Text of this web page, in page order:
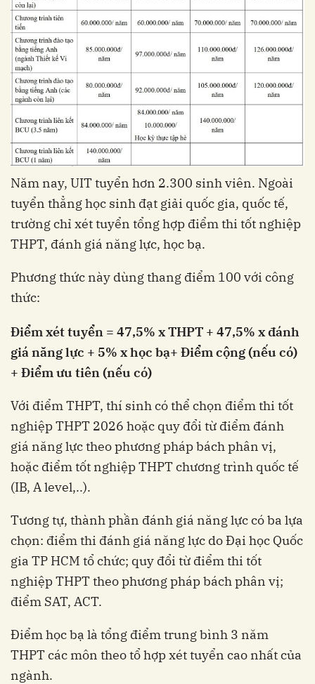
Năm nay, UIT tuyển hơn 2.300 sinh viên. Ngoài
tuyển thẳng học sinh đạt giải quốc gia, quốc tế,
trường chỉ xét tuyển tổng hợp điểm thi tốt nghiệp
THPT, đánh giá năng lực, học bạ.
Phương thức này dùng thang điểm 100 với công
thức:
Điểm xét tuyển = 47,5% x THPT + 47,5% x đánh
giá năng lực + 5% x học bạ+ Điểm cộng (nếu có)
+ Điểm ưu tiên (nếu có)
Với điểm THPT, thí sinh có thể chọn điểm thi tốt
nghiệp THPT 2026 hoặc quy đổi từ điểm đánh
giá năng lực theo phương pháp bách phân vị,
hoặc điểm tốt nghiệp THPT chương trình quốc tế
(IB, A level,..).
Tương tự, thành phần đánh giá năng lực có ba lựa
chọn: điểm thi đánh giá năng lực do Đại học Quốc
gia TP HCM tổ chức; quy đổi từ điểm thi tốt
nghiệp THPT theo phương pháp bách phân vị;
điểm SAT, ACT.
Điểm học bạ là tổng điểm trung bình 3 năm
THPT các môn theo tổ hợp xét tuyển cao nhất của
ngành.